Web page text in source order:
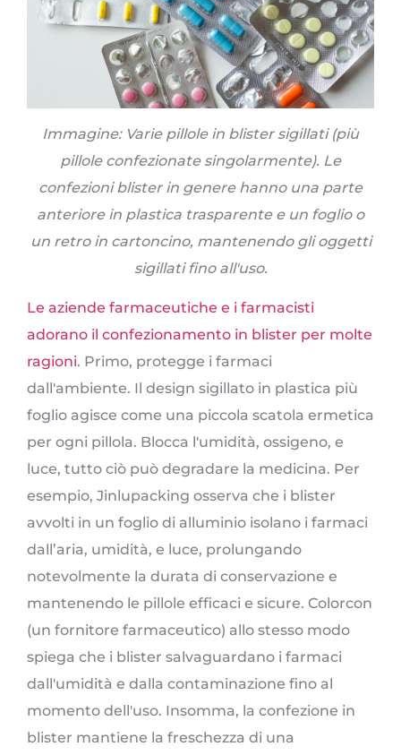
Immagine: Varie pillole in blister sigillati (più
pillole confezionate singolarmente). Le
confezioni blister in genere hanno una parte
anteriore in plastica trasparente e un foglio o
un retro in cartoncino, mantenendo gli oggetti
sigillati fino all'uso.
Le aziende farmaceutiche e i farmacisti
adorano il confezionamento in blister per molte
ragioni. Primo, protegge i farmaci
dall'ambiente. Il design sigillato in plastica più
foglio agisce come una piccola scatola ermetica
per ogni pillola. Blocca l'umidità, ossigeno, e
luce, tutto ciò può degradare la medicina. Per
esempio, Jinlupacking osserva che i blister
avvolti in un foglio di alluminio isolano i farmaci
dall’aria, umidità, e luce, prolungando
notevolmente la durata di conservazione e
mantenendo le pillole efficaci e sicure. Colorcon
(un fornitore farmaceutico) allo stesso modo
spiega che i blister salvaguardano i farmaci
dall'umidità e dalla contaminazione fino al
momento dell'uso. Insomma, la confezione in
blister mantiene la freschezza di una